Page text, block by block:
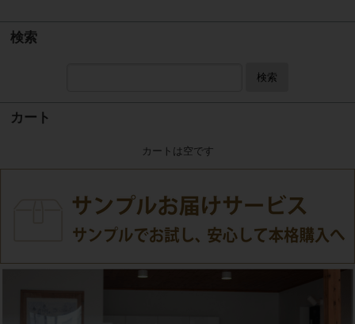
検索
検索
カート
カートは空です